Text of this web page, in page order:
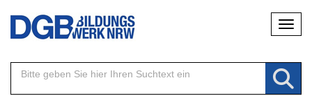
Direkt
Inhalt